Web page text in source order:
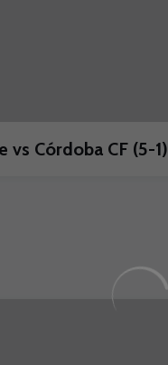
vs Córdoba CF (5-1)